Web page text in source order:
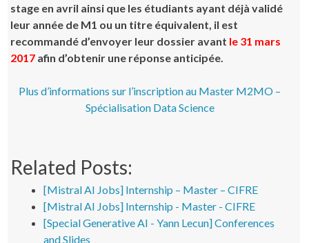
stage en avril ainsi que les étudiants ayant déjà validé
leur année de M1 ou un titre équivalent, il est
recommandé d’envoyer leur dossier avant le 31 mars
2017 afin d’obtenir une réponse anticipée.
Plus d’informations sur l’inscription au Master M2MO –
Spécialisation Data Science
Related Posts:
[Mistral AI Jobs] Internship – Master – CIFRE
[Mistral AI Jobs] Internship - Master - CIFRE
[Special Generative AI - Yann Lecun] Conferences
and Slides